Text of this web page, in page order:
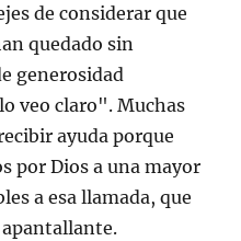
de considerar que
quedado sin
generosidad
veo claro". Muchas
ayuda porque
por Dios a una mayor
a esa llamada, que